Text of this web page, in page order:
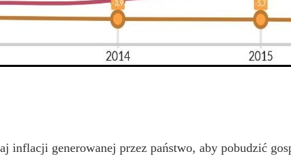
inflacji generowanej przez państwo, aby pobudzić